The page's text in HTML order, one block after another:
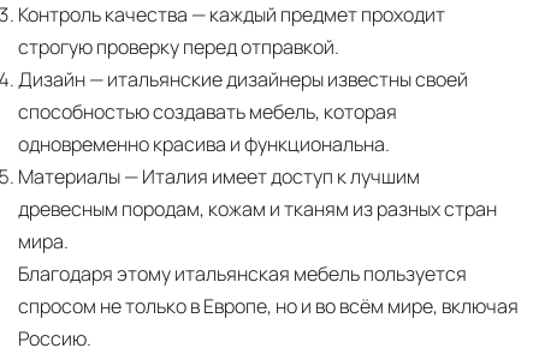
Контроль качества — каждый предмет проходит
строгую проверку перед отправкой.
Дизайн— итальянские дизайнеры известны своей
способностью создавать мебель, которая
одновременно красива и функциональна.
Материалы— Италия имеет доступ к лучшим
древесным породам, кожам и тканям из разных стран
мира.
Благодаря этому итальянская мебель пользуется
спросом не только в Европе, но и во всём мире, включая
Россию.